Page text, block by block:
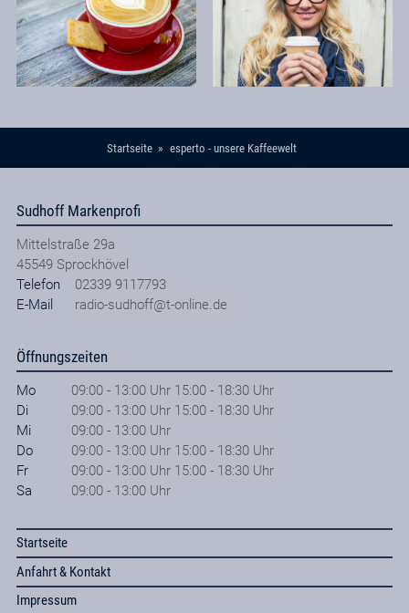
Startseite esperto - unsere Kaffeewelt
Sudhoff Markenprofi
Mittelstraße 29a
45549 Sprockhövel
Telefon
02339 9117793
E-Mail
radio-sudhoff@t-online.de
Öffnungszeiten
Mo
09:00 - 13:00 Uhr 15:00 - 18:30 Uhr
Di
09:00 - 13:00 Uhr 15:00 - 18:30 Uhr
Mi
09:00 - 13:00 Uhr
Do
09:00 - 13:00 Uhr 15:00 - 18:30 Uhr
Fr
09:00 - 13:00 Uhr 15:00 - 18:30 Uhr
Sa
09:00 - 13:00 Uhr
Startseite
Anfahrt & Kontakt
Impressum